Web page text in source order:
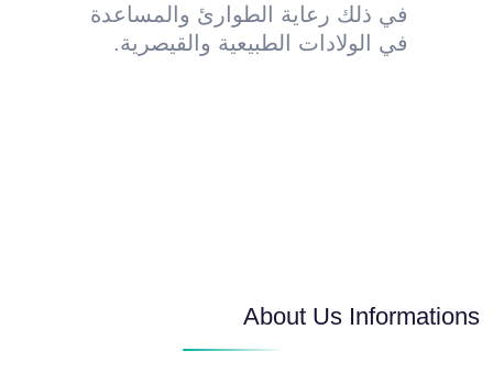
في ذلك رعاية الطوارئ والمساعدة
في الولادات الطبيعية والقيصرية.
About Us Informations